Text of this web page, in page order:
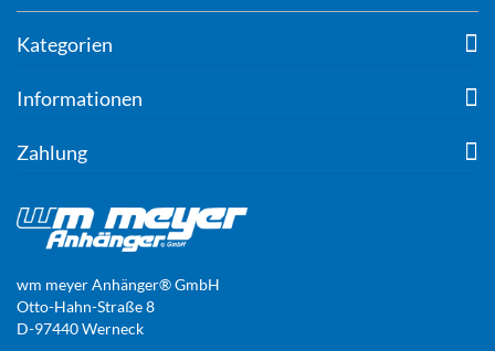
Kategorien
Informationen
Zahlung
wm meyer Anhänger® GmbH
Otto-Hahn-Straße 8
D-97440 Werneck